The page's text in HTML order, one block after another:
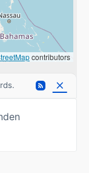
contributors